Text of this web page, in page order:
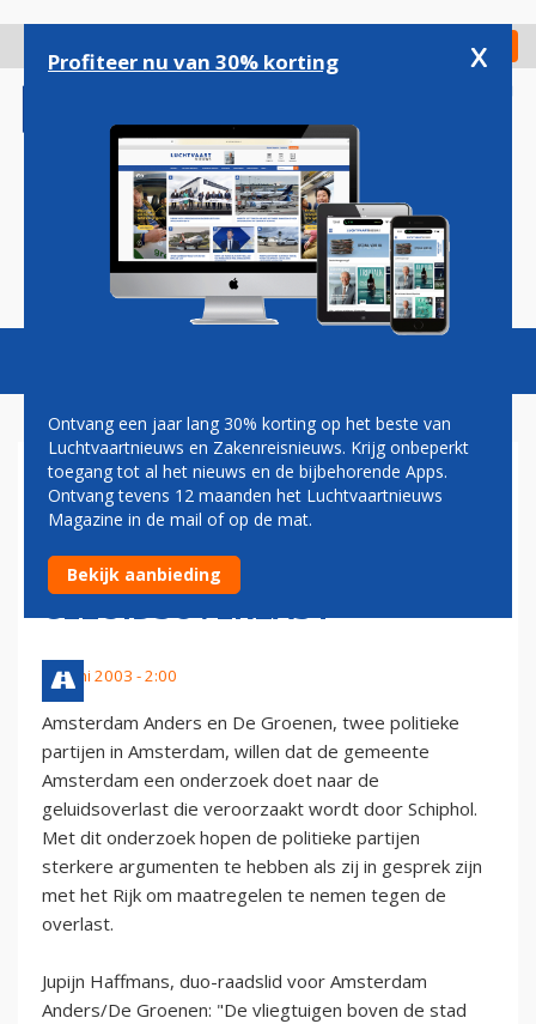
gaan
Check in
Magazine Podcasts Vacatures
AMSTERDAM ANDERS EN DE
GROENEN WILLEN
ONDERZOEK
GELUIDSOVERLAST
17 juni 2003 - 2:00
Amsterdam Anders en De Groenen, twee politieke
partijen in Amsterdam, willen dat de gemeente
Amsterdam een onderzoek doet naar de
geluidsoverlast die veroorzaakt wordt door Schiphol.
Met dit onderzoek hopen de politieke partijen
sterkere argumenten te hebben als zij in gesprek zijn
met het Rijk om maatregelen te nemen tegen de
overlast.
Jupijn Haffmans, duo-raadslid voor Amsterdam
Anders/De Groenen: "De vliegtuigen boven de stad
Profiteer nu van 30% korting x
Ontvang een jaar lang 30% korting op het beste van
Luchtvaartnieuws en Zakenreisnieuws. Krijg onbeperkt
toegang tot al het nieuws en de bijbehorende Apps.
Ontvang tevens 12 maanden het Luchtvaartnieuws
Magazine in de mail of op de mat.
Bekijk aanbieding